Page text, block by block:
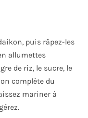
puis râpez-les
allumettes
de riz, le sucre, le
complète du
mariner à